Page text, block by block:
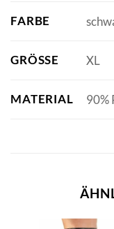
FARBE
GRÖSSE XL
MATERIAL 90%